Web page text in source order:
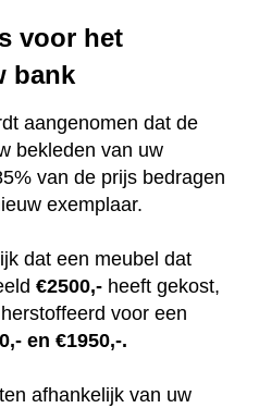
voor het
bank
aangenomen dat de
bekleden van uw
van de prijs bedragen
exemplaar.
dat een meubel dat
€2500,- heeft gekost,
voor een
en €1950,-.
afhankelijk van uw